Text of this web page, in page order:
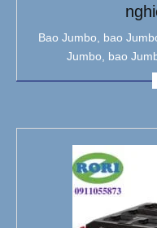
Bao Jumbo, bao
Jumbo, bao